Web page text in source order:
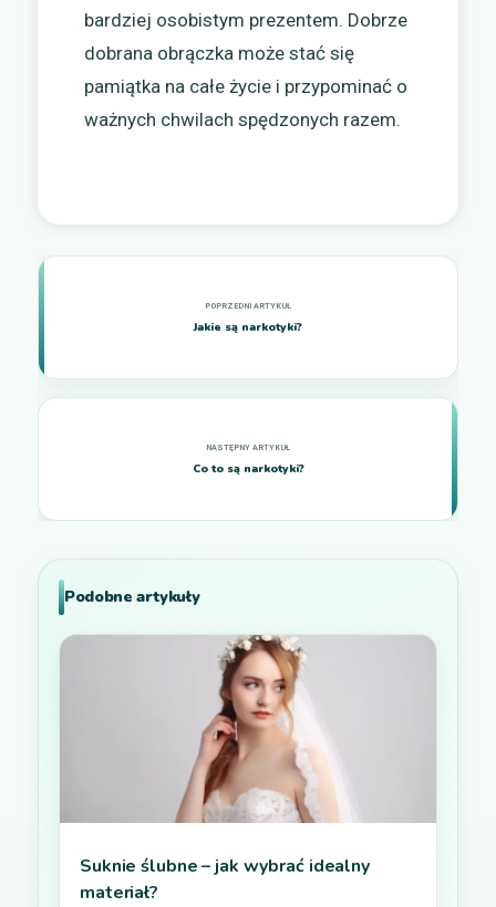
bardziej osobistym prezentem. Dobrze
dobrana obrączka może stać się
pamiątka na całe życie i przypominać o
ważnych chwilach spędzonych razem.
Jakie są narkotyki?
Co to są narkotyki?
Podobne artykuły
Suknie ślubne – jak wybrać idealny
materiał?